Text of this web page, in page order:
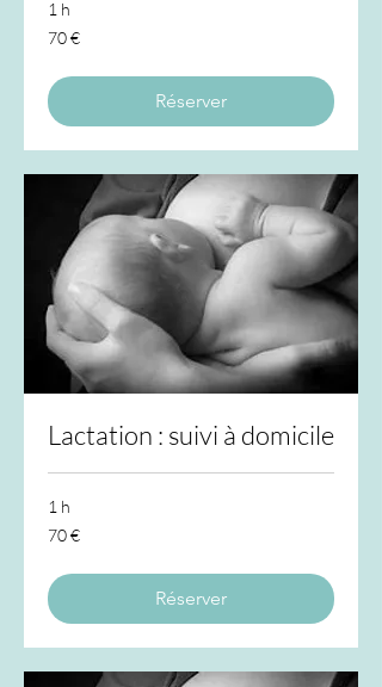
1 h
70
euros
70 €
Réserver
Lactation : suivi à domicile
1 h
70
euros
70 €
Réserver